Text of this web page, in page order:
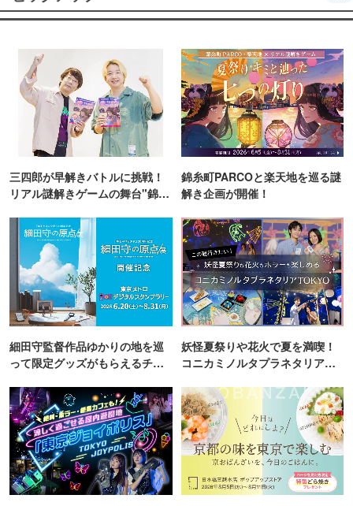
三四郎が早解きバトルに挑戦！
リアル謎解きゲームの舞台"錦糸
錦糸町PARCOと楽天地を巡る謎
解き企画が開催！
細田守監督作品ゆかりの地を巡
って限定グッズがもらえるチャ
妖怪夏祭りや花火で夏を満喫！
コニカミノルタプラネタリア